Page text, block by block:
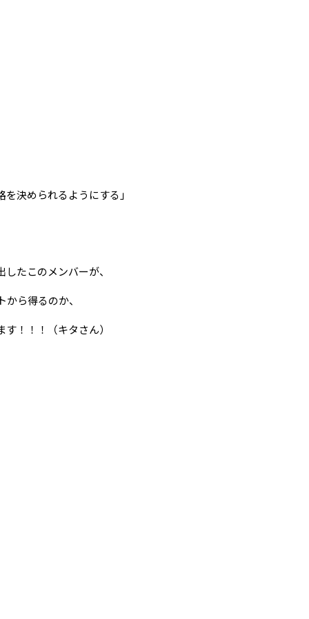
決められるようにする」
たこのメンバーが、
ら得るのか、
！！！（キタさん）